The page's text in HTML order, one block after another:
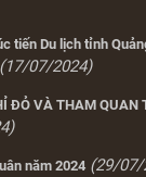
tiến Du lịch tỉnh
(17/07/2024)
ĐỎ VÀ THAM QUAN
năm 2024 (29/07/